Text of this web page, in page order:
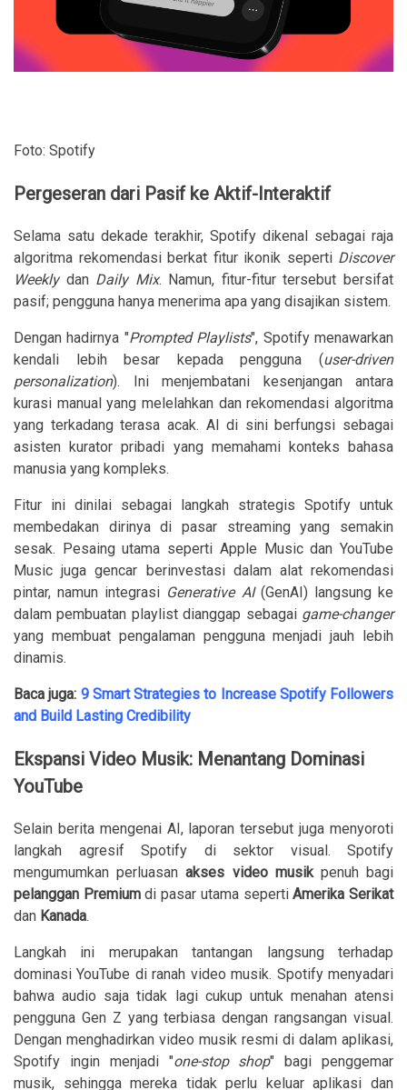
Foto: Spotify
Pergeseran dari Pasif ke Aktif-Interaktif
Selama satu dekade terakhir, Spotify dikenal sebagai raja
algoritma rekomendasi berkat fitur ikonik sepertiDiscover
Weeklydan Daily Mix. Namun, fitur-fitur tersebut bersifat
pasif; pengguna hanya menerima apa yang disajikan sistem.
Dengan hadirnya "Prompted Playlists", Spotify menawarkan
kendali lebih besar kepada pengguna (user-driven
personalization). Ini menjembatani kesenjangan antara
kurasi manual yang melelahkan dan rekomendasi algoritma
yang terkadang terasa acak. AI di sini berfungsi sebagai
asisten kurator pribadi yang memahami konteks bahasa
manusia yang kompleks.
Fitur ini dinilai sebagai langkah strategis Spotify untuk
membedakan dirinya di pasar streaming yang semakin
sesak. Pesaing utama seperti Apple Music dan YouTube
Music juga gencar berinvestasi dalam alat rekomendasi
pintar, namun integrasi Generative AI(GenAI) langsung ke
dalam pembuatan playlist dianggap sebagai game-changer
yang membuat pengalaman pengguna menjadi jauh lebih
dinamis.
Baca juga: 9 Smart Strategies to Increase Spotify Followers
and Build Lasting Credibility
Ekspansi Video Musik: Menantang Dominasi
YouTube
Selain berita mengenai AI, laporan tersebut juga menyoroti
langkah agresif Spotify di sektor visual. Spotify
mengumumkan perluasanakses video musikpenuh bagi
pelanggan Premiumdi pasar utama sepertiAmerika Serikat
dan Kanada.
Langkah ini merupakan tantangan langsung terhadap
dominasi YouTube di ranah video musik. Spotify menyadari
bahwa audio saja tidak lagi cukup untuk menahan atensi
pengguna Gen Z yang terbiasa dengan rangsangan visual.
Dengan menghadirkan video musik resmi di dalam aplikasi,
Spotify ingin menjadi "one-stop shop" bagi penggemar
musik, sehingga mereka tidak perlu keluar aplikasi dan